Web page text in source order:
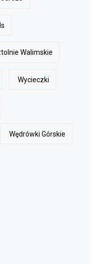
Walimskie
Wycieczki
Wędrówki Górskie